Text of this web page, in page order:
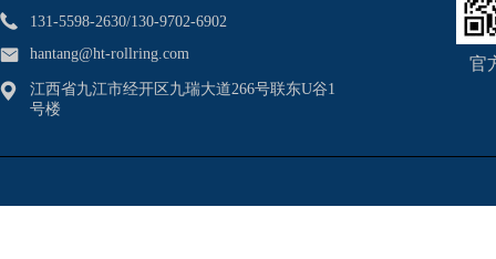
131-5598-2630/130-9702-6902
hantang@ht-rollring.com
江西省九江市经开区九瑞大道266号联东U谷1
号楼
官